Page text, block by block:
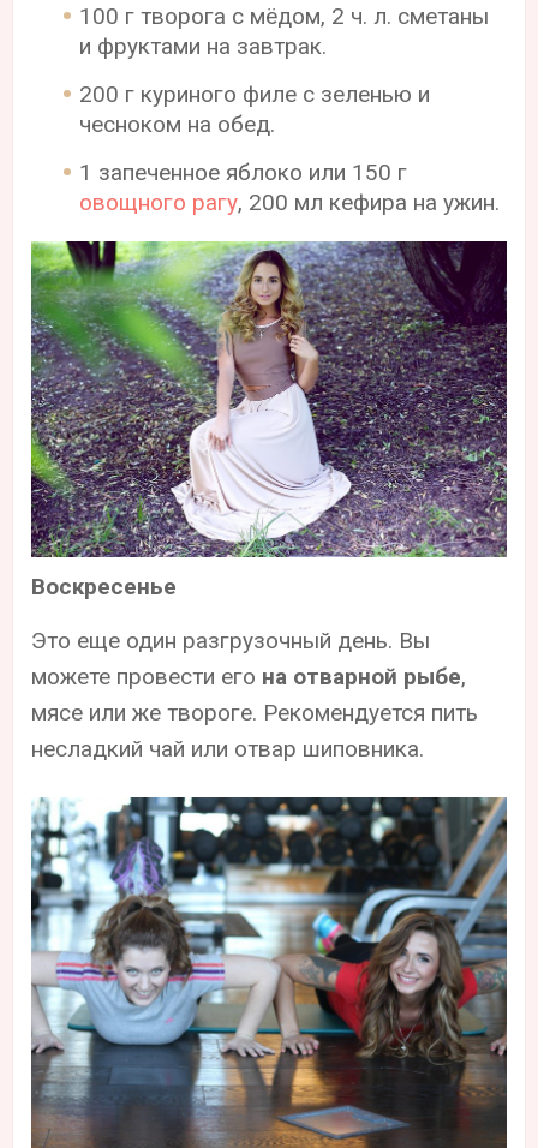
100 г творога с мёдом, 2 ч. л. сметаны
и фруктами на завтрак.
200 г куриного филе с зеленью и
чесноком на обед.
1 запеченное яблоко или 150 г
овощного рагу, 200 мл кефира на ужин.
Воскресенье
Это еще один разгрузочный день. Вы
можете провести его на отварной рыбе,
мясе или же твороге. Рекомендуется пить
несладкий чай или отвар шиповника.